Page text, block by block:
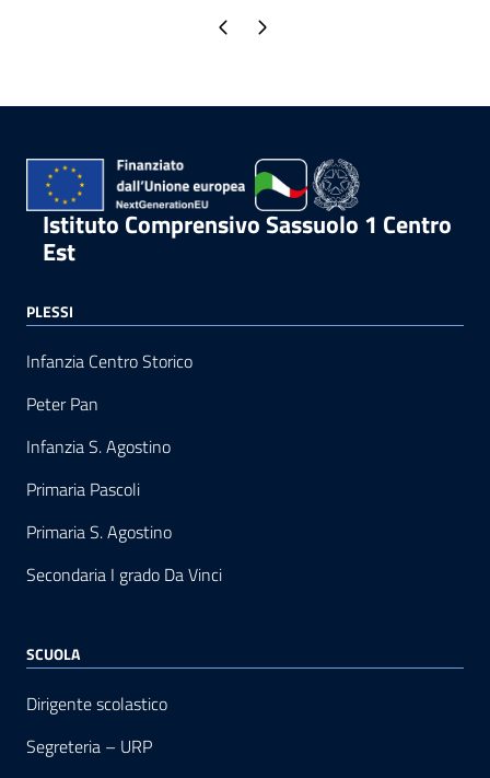
Pagina precedente
Pagina successiva
Istituto Comprensivo Sassuolo 1 Centro
Est
PLESSI
Infanzia Centro Storico
Peter Pan
Infanzia S. Agostino
Primaria Pascoli
Primaria S. Agostino
Secondaria I grado Da Vinci
SCUOLA
Dirigente scolastico
Segreteria – URP